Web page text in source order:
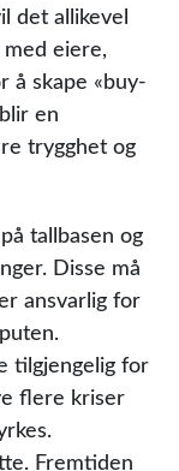
det allikevel
eiere,
å skape «buy-
en
trygghet og
tallbasen og
Disse må
ansvarlig for
tilgjengelig for
flere kriser
Fremtiden